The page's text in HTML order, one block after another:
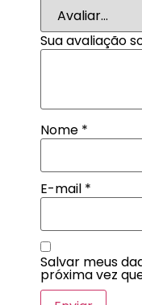
Sua avaliação
Nome *
E-mail *
Salvar meus
próxima vez